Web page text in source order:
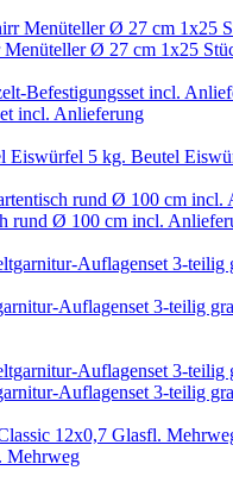
Menüteller Ø 27 cm 1x25
incl. Anlieferung
5 kg. Beutel
rund Ø 100 cm incl.
Auflagenset 3-teilig
Auflagenset 3-teilig
Mehrweg